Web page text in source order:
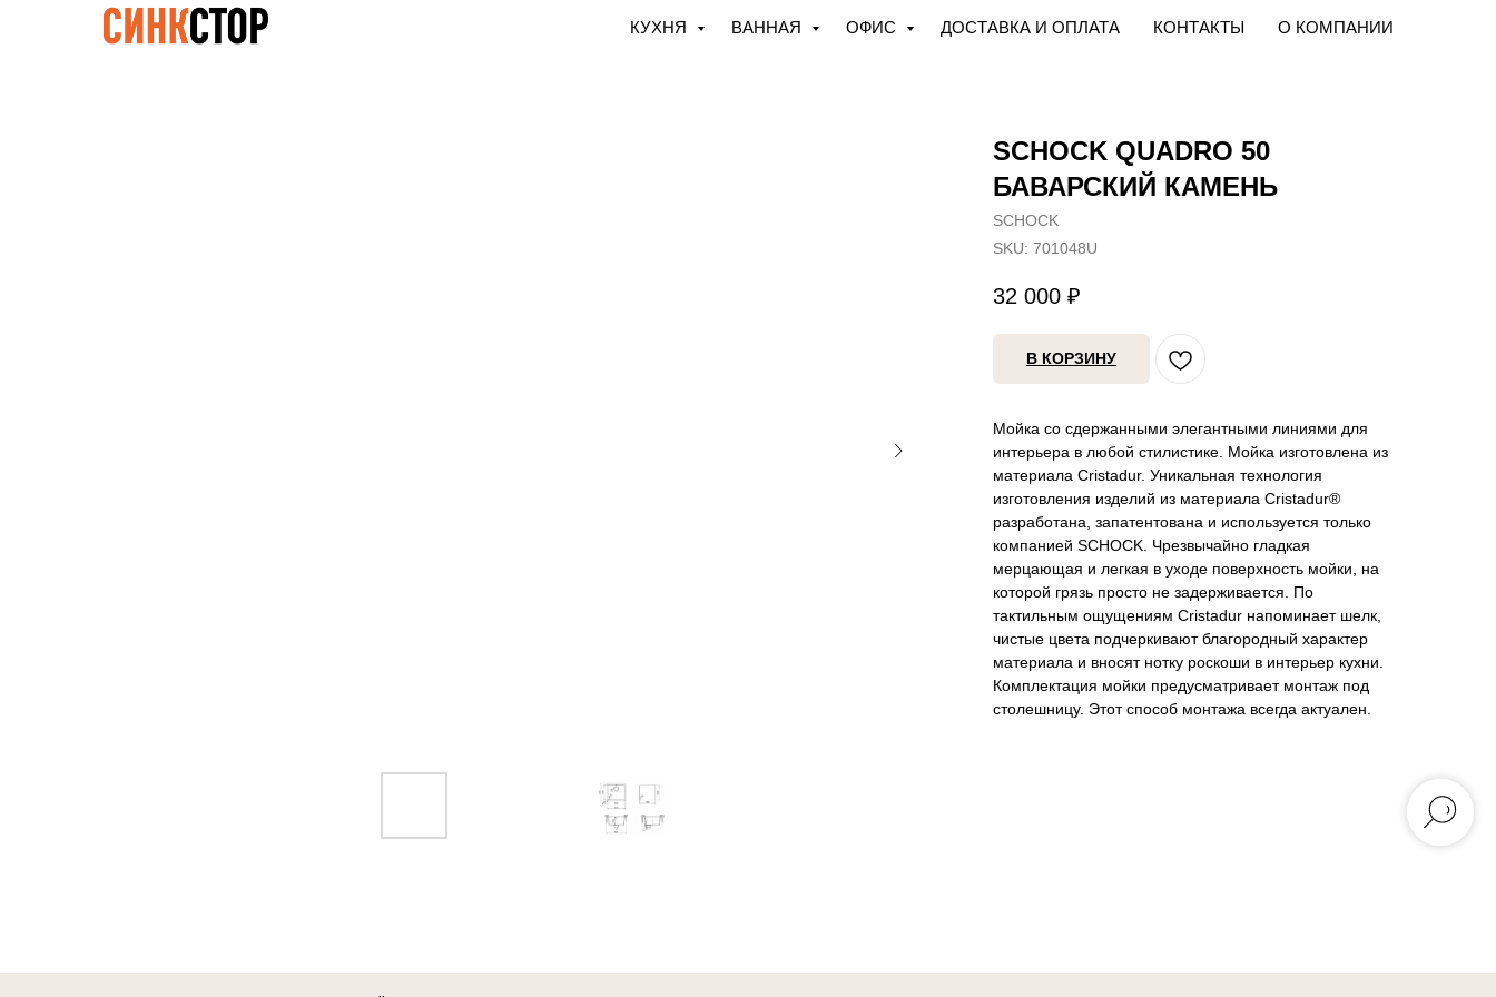
КУХНЯ ВАННАЯ ОФИС ДОСТАВКА И ОПЛАТА КОНТАКТЫ О КОМПАНИИ
SCHOCK QUADRO 50
БАВАРСКИЙ КАМЕНЬ
SCHOCK
SKU: 701048U
32 000 ₽
В КОРЗИНУ
Мойка со сдержанными элегантными линиями для
интерьера в любой стилистике. Мойка изготовлена из
материала Cristadur. Уникальная технология
изготовления изделий из материала Cristadur®
разработана, запатентована и используется только
компанией SCHOCK. Чрезвычайно гладкая
мерцающая и легкая в уходе поверхность мойки, на
которой грязь просто не задерживается. По
тактильным ощущениям Cristadur напоминает шелк,
чистые цвета подчеркивают благородный характер
материала и вносят нотку роскоши в интерьер кухни.
Комплектация мойки предусматривает монтаж под
столешницу. Этот способ монтажа всегда актуален.